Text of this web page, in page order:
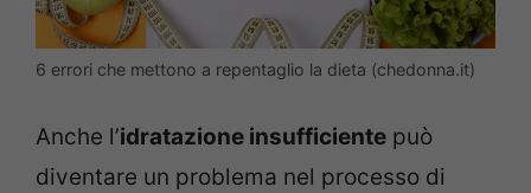
6 errori che mettono a repentaglio la dieta (chedonna.it)
Anche l’idratazione insufficiente può
diventare un problema nel processo di